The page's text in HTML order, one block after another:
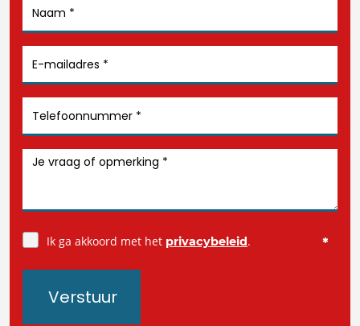
Ik ga akkoord met het privacybeleid.
Verstuur